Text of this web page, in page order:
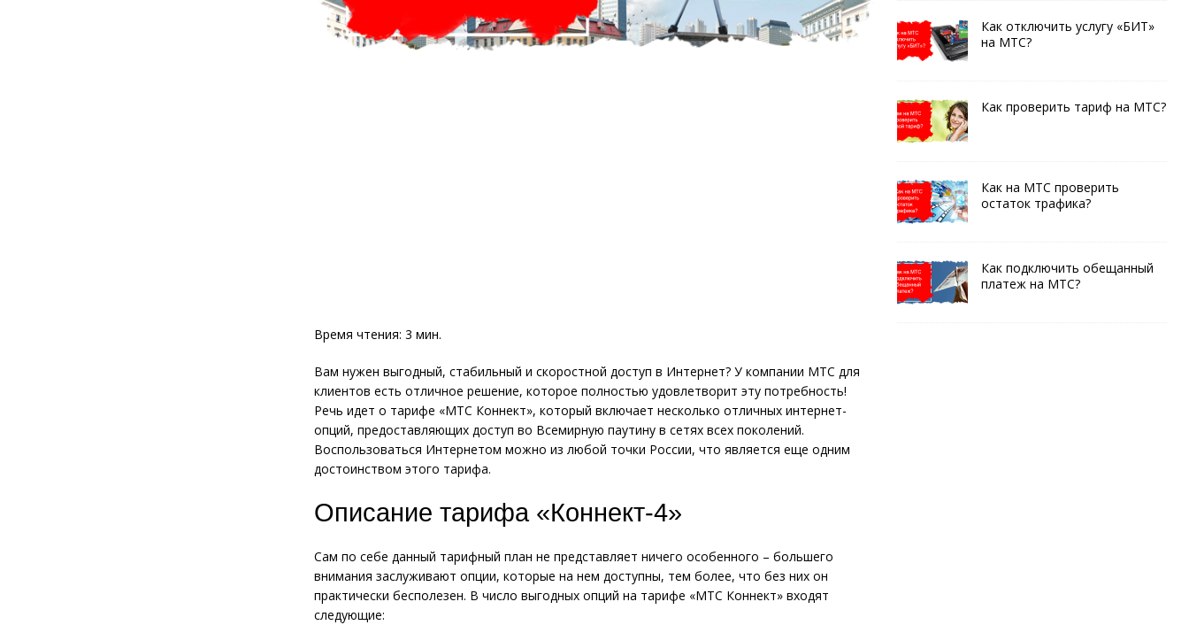
Время чтения: 3 мин.
Вам нужен выгодный, стабильный и скоростной доступ в Интернет? У компании МТС для
клиентов есть отличное решение, которое полностью удовлетворит эту потребность!
Речь идет о тарифе «МТС Коннект», который включает несколько отличных интернет-
опций, предоставляющих доступ во Всемирную паутину в сетях всех поколений.
Воспользоваться Интернетом можно из любой точки России, что является еще одним
достоинством этого тарифа.
Описание тарифа «Коннект-4»
Сам по себе данный тарифный план не представляет ничего особенного – большего
внимания заслуживают опции, которые на нем доступны, тем более, что без них он
практически бесполезен. В число выгодных опций на тарифе «МТС Коннект» входят
следующие:
Как отключить услугу «БИТ»
на МТС?
Как проверить тариф на МТС?
Как на МТС проверить
остаток трафика?
Как подключить обещанный
платеж на МТС?